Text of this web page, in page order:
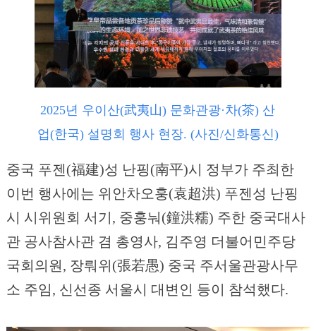
2025년 우이산(武夷山) 문화관광·차(茶) 산
업(한국) 설명회 행사 현장. (사진/신화통신)
중국 푸젠(福建)성 난핑(南平)시 정부가 주최한
이번 행사에는 위안차오훙(袁超洪) 푸젠성 난핑
시 시위원회 서기, 중훙눠(鐘洪糯) 주한 중국대사
관 공사참사관 겸 총영사, 김주영 더불어민주당
국회의원, 장뤄위(張若愚) 중국 주서울관광사무
소 주임, 신선종 서울시 대변인 등이 참석했다.